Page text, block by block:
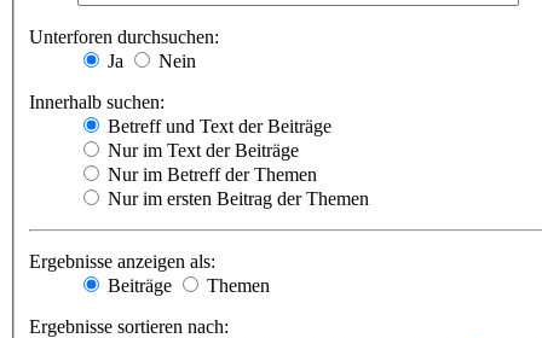
Unterforen durchsuchen:
Ja
Nein
Innerhalb suchen:
Betreff und Text der Beiträge
Nur im Text der Beiträge
Nur im Betreff der Themen
Nur im ersten Beitrag der Themen
Ergebnisse anzeigen als:
Beiträge
Themen
Ergebnisse sortieren nach: